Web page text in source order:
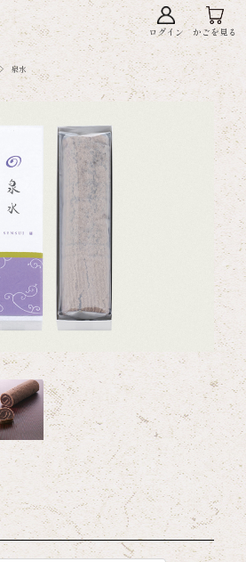
ログイン かごを見る
泉水